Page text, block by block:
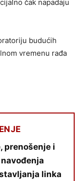
čak napadaju
budućih
vremenu rađa
prenošenje i
linka